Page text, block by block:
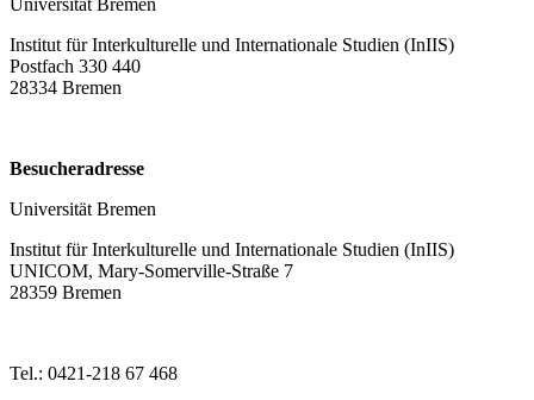
Universität Bremen
Institut für Interkulturelle und Internationale Studien (InIIS)
Postfach 330 440
28334 Bremen
Besucheradresse
Universität Bremen
Institut für Interkulturelle und Internationale Studien (InIIS)
UNICOM, Mary-Somerville-Straße 7
28359 Bremen
Tel.: 0421-218 67 468